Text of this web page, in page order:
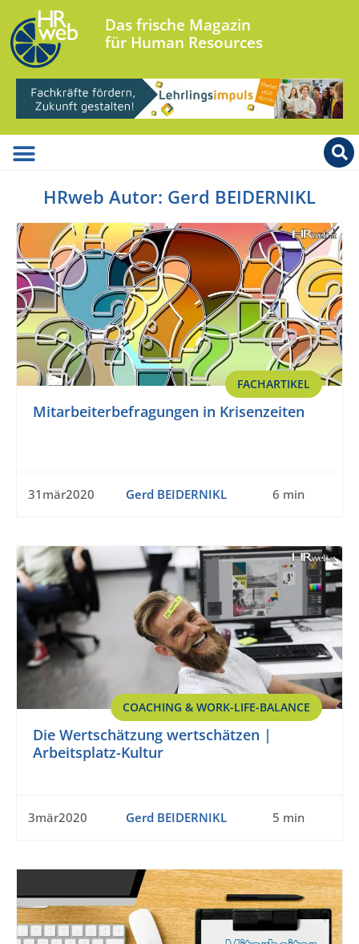
Das frische Magazin
für Human Resources
HRweb Autor: Gerd BEIDERNIKL
FACHARTIKEL
Mitarbeiterbefragungen in Krisenzeiten
31mär2020 Gerd BEIDERNIKL 6 min
COACHING & WORK-LIFE-BALANCE
Die Wertschätzung wertschätzen |
Arbeitsplatz-Kultur
3mär2020 Gerd BEIDERNIKL 5 min